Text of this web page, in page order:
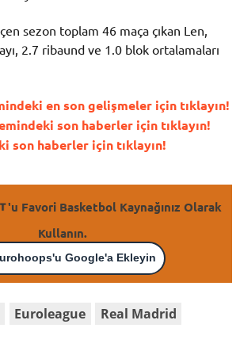
sezon toplam 46 maça çıkan Len,
2.7 ribaund ve 1.0 blok ortalamaları
en son gelişmeler için tıklayın!
son haberler için tıklayın!
son haberler için tıklayın!
'u Favori Basketbol Kaynağınız Olarak
Kullanın.
Google'a Ekleyin
Euroleague Real Madrid